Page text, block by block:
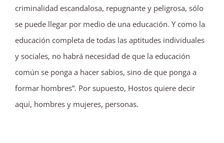
criminalidad escandalosa, repugnante y peligrosa, sólo
se puede llegar por medio de una educación. Y como la
educación completa de todas las aptitudes individuales
y sociales, no habrá necesidad de que la educación
común se ponga a hacer sabios, sino de que ponga a
formar hombres”. Por supuesto, Hostos quiere decir
aquí, hombres y mujeres, personas.